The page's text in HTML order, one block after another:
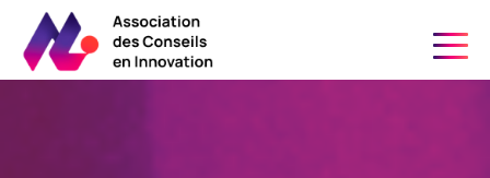
06 21 24 34 91